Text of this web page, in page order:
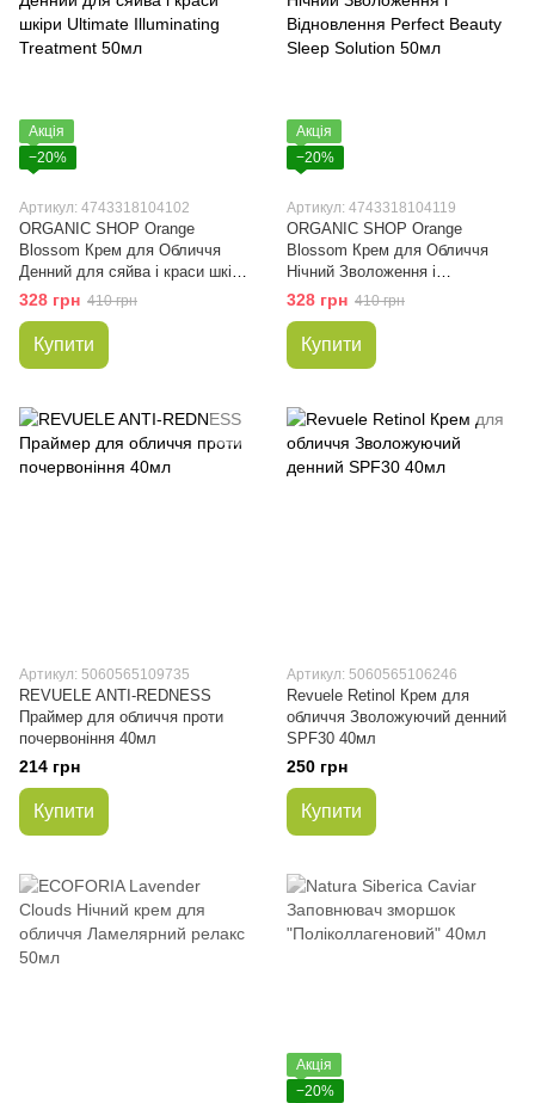
Акція
−20%
Артикул: 4743318104102
ORGANIC SHOP Orange
Blossom Крем для Обличчя
Денний для сяйва і краси шкіри
Ultimate Illuminating Treatment
328 грн 410 грн
Купити
Акція
−20%
Артикул: 4743318104119
ORGANIC SHOP Orange
Blossom Крем для Обличчя
Нічний Зволоження і
Відновлення Perfect Beauty
Sleep Solution 50мл
328 грн 410 грн
Купити
Артикул: 5060565109735
REVUELE ANTI-REDNESS
Праймер для обличчя проти
почервоніння 40мл
214 грн
Купити
Артикул: 5060565106246
Revuele Retinol Крем для
обличчя Зволожуючий денний
SPF30 40мл
250 грн
Купити
Акція
−20%